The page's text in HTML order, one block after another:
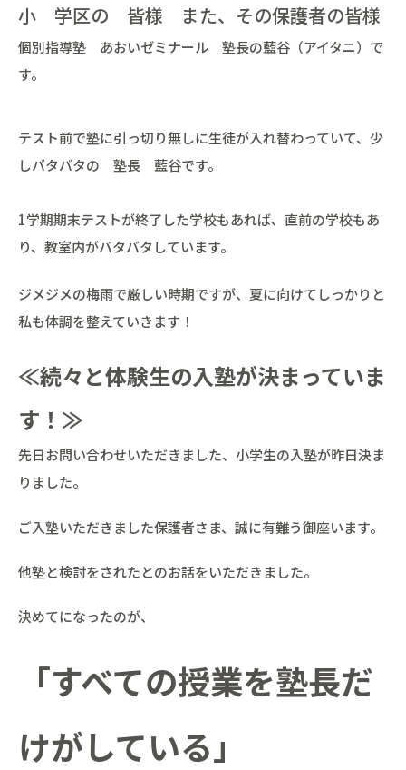
小 学区の 皆様 また、その保護者の皆様
個別指導塾 あおいゼミナール 塾長の藍谷（アイタニ）で
す。
テスト前で塾に引っ切り無しに生徒が入れ替わっていて、少
しバタバタの 塾長 藍谷です。
1学期期末テストが終了した学校もあれば、直前の学校もあ
り、教室内がバタバタしています。
ジメジメの梅雨で厳しい時期ですが、夏に向けてしっかりと
私も体調を整えていきます！
≪続々と体験生の入塾が決まっていま
す！≫
先日お問い合わせいただきました、小学生の入塾が昨日決ま
りました。
ご入塾いただきました保護者さま、誠に有難う御座います。
他塾と検討をされたとのお話をいただきました。
決めてになったのが、
「すべての授業を塾長だ
けがしている」